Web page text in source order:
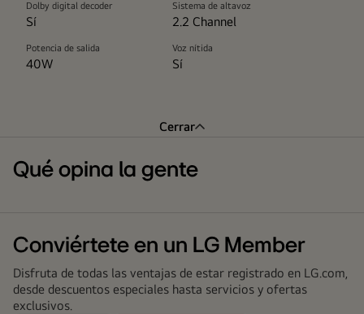
Dolby digital decoder
Sí
Sistema de altavoz
2.2 Channel
Potencia de salida
40W
Voz nítida
Sí
Cerrar
Qué opina la gente
Conviértete en un LG Member
Disfruta de todas las ventajas de estar registrado en LG.com,
desde descuentos especiales hasta servicios y ofertas
exclusivos.